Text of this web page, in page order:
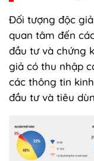
Đối tượng độc
quan tâm đến
đầu tư và chứng
giả có thu nhập
các thông tin
đầu tư và tiêu